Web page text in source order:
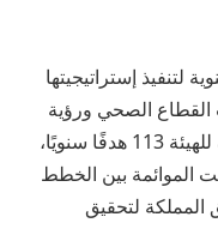
لتنفيذ إستراتيجيتها
القطاع الصحي ورؤية
المملكة 2030، وبلغت الأهداف السنوية للهيئة 113 هدفًا سنويًا،
مشروعًا، تمت الموائمة بين الخطط
المملكة لتحقيق